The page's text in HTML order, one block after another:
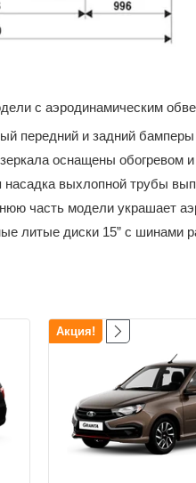
с аэродинамическим
передний и задний
оснащены обогревом
насадка выхлопной трубы
часть модели украшает
литые диски 15” с шинами
Акция!